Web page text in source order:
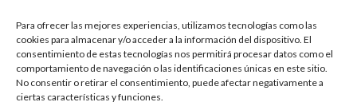
Para ofrecer las mejores experiencias, utilizamos tecnologías como las
cookies para almacenar y/o acceder a la información del dispositivo. El
consentimiento de estas tecnologías nos permitirá procesar datos como el
comportamiento de navegación o las identificaciones únicas en este sitio.
No consentir o retirar el consentimiento, puede afectar negativamente a
ciertas características y funciones.
FERTILIDAD
SALUD INTEGRATIVA